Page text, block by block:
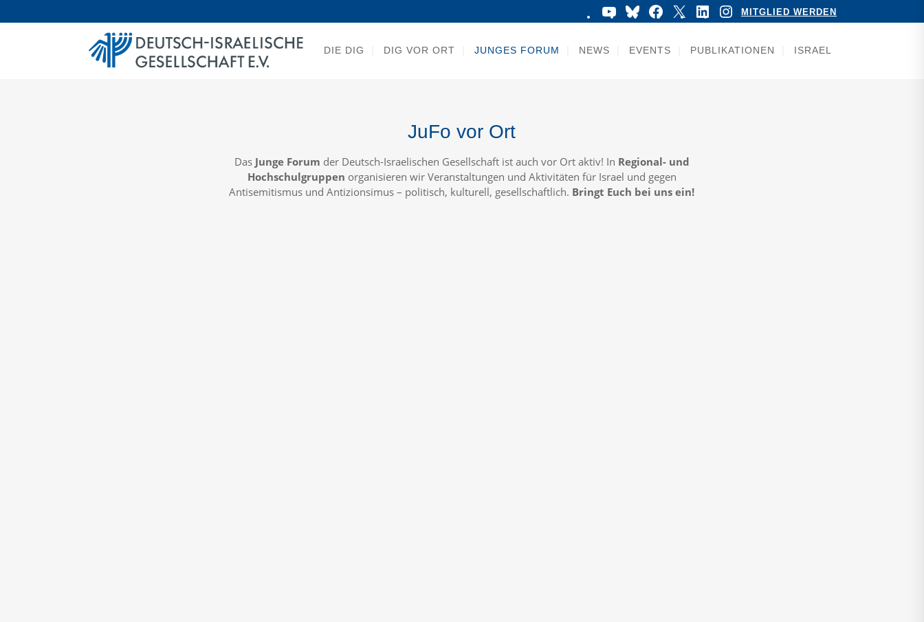
YouTubeBlueskyFacebook LinkedInInstagram
MITGLIED WERDEN
DIE DIG DIG VOR ORT JUNGES FORUM NEWS EVENTS PUBLIKATIONEN ISRAEL
JuFo vor Ort
Das Junge Forum der Deutsch-Israelischen Gesellschaft ist auch vor Ort aktiv! In Regional- und
Hochschulgruppen organisieren wir Veranstaltungen und Aktivitäten für Israel und gegen
Antisemitismus und Antizionsimus – politisch, kulturell, gesellschaftlich. Bringt Euch bei uns ein!